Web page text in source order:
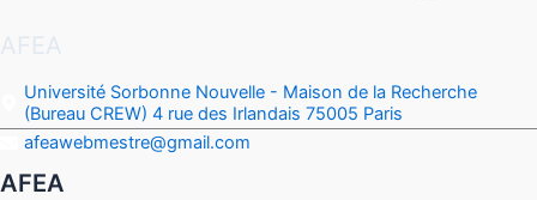
Université Sorbonne Nouvelle - Maison de la Recherche
(Bureau CREW) 4 rue des Irlandais 75005 Paris
afeawebmestre@gmail.com
AFEA